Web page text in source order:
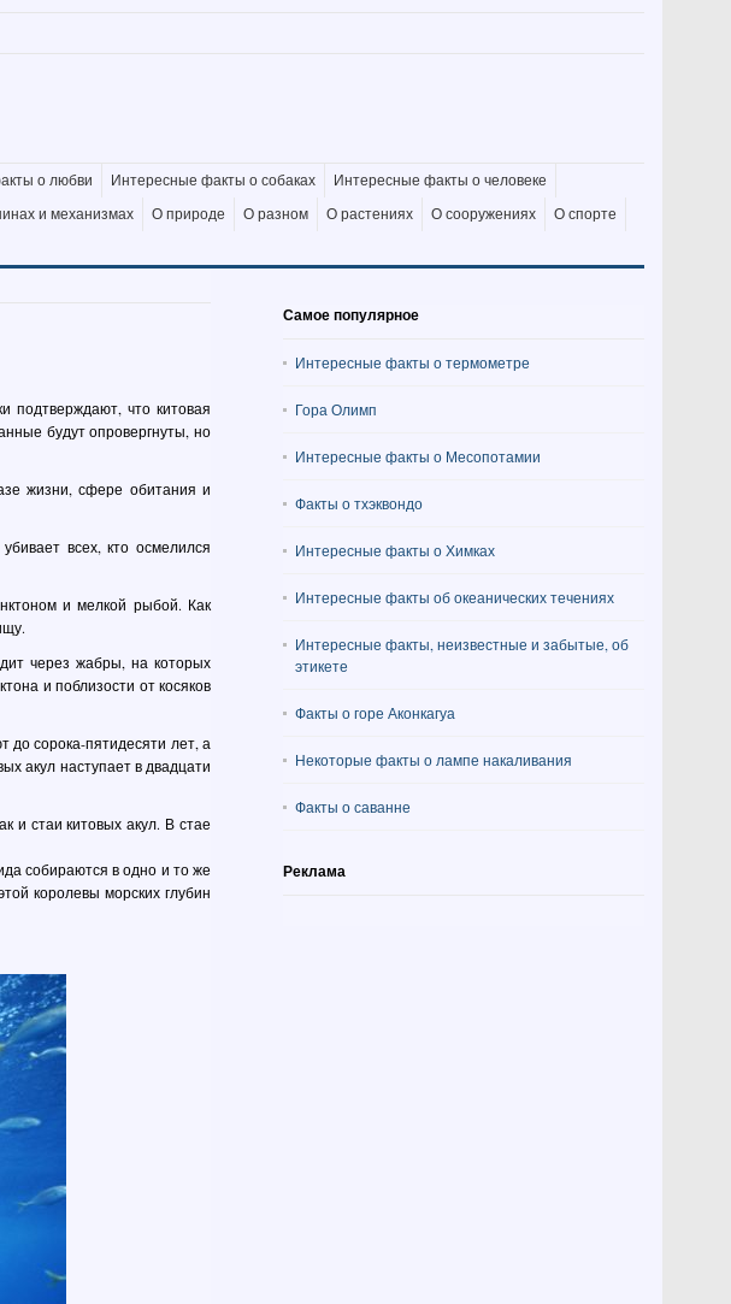
о любви Интересные факты о собаках
Интересные факты о человеке
и механизмах О природе О разном О растениях О сооружениях
О спорте
подтверждают, что китовая
будут опровергнуты, но
жизни, сфере обитания и
всех, кто осмелился
и мелкой рыбой. Как
через жабры, на которых
и поблизости от косяков
сорока-пятидесяти лет, а
акул наступает в двадцати
и стаи китовых акул. В стае
собираются в одно и то же
королевы морских глубин
Самое популярное
Интересные факты о термометре
Гора Олимп
Интересные факты о Месопотамии
Факты о тхэквондо
Интересные факты о Химках
Интересные факты об океанических течениях
Интересные факты, неизвестные и забытые, об
этикете
Факты о горе Аконкагуа
Некоторые факты о лампе накаливания
Факты о саванне
Реклама